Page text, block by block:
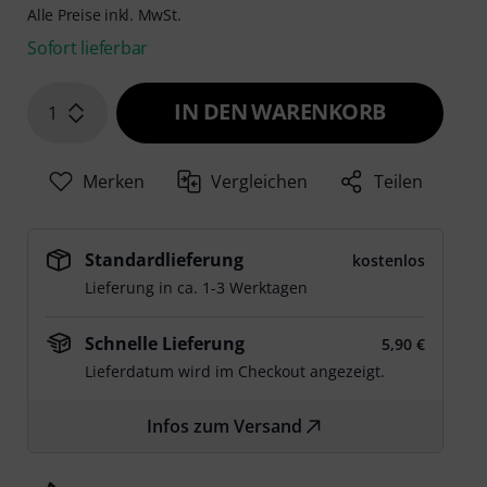
Alle Preise inkl. MwSt.
Sofort lieferbar
1 IN DEN WARENKORB
Merken Vergleichen Teilen
Standardlieferung
kostenlos
Lieferung in ca. 1-3 Werktagen
Schnelle Lieferung
5,90 €
Lieferdatum wird im Checkout angezeigt.
Infos zum Versand